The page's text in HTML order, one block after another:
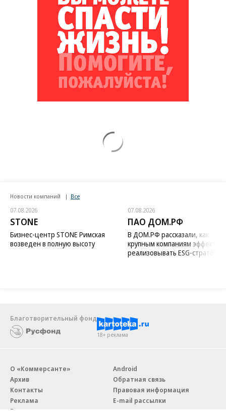
Новости компаний Все
07.08.2026
STONE
Бизнес-центр STONE Римская
возведен в полную высоту
07.08.2026
ПАО ДОМ.РФ
В ДОМ.РФ рассказали, как
крупным компаниям
реализовывать ESG-стратегию
Благотворительный фонд
18+ реклама
О «Коммерсанте»
Архив
Контакты
Реклама
Вакансии
Android
Обратная связь
Правовая информация
E-mail рассылки